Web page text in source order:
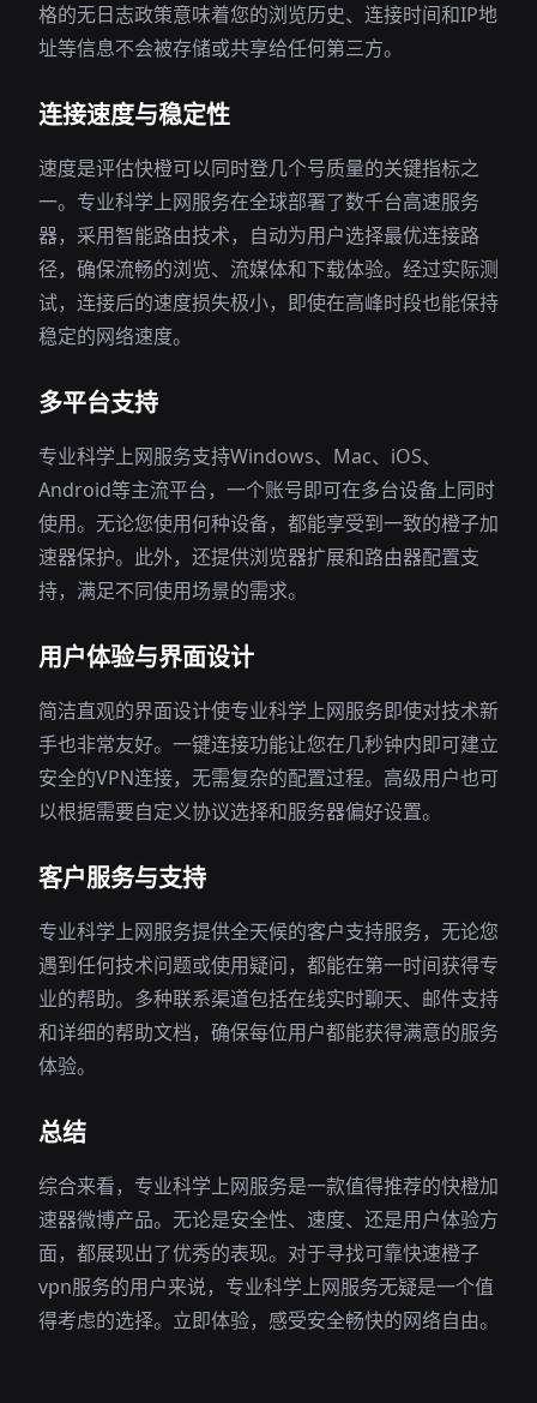
格的无日志政策意味着您的浏览历史、连接时间和IP地
址等信息不会被存储或共享给任何第三方。
连接速度与稳定性
速度是评估快橙可以同时登几个号质量的关键指标之
一。专业科学上网服务在全球部署了数千台高速服务
器，采用智能路由技术，自动为用户选择最优连接路
径，确保流畅的浏览、流媒体和下载体验。经过实际测
试，连接后的速度损失极小，即使在高峰时段也能保持
稳定的网络速度。
多平台支持
专业科学上网服务支持Windows、Mac、iOS、
Android等主流平台，一个账号即可在多台设备上同时
使用。无论您使用何种设备，都能享受到一致的橙子加
速器保护。此外，还提供浏览器扩展和路由器配置支
持，满足不同使用场景的需求。
用户体验与界面设计
简洁直观的界面设计使专业科学上网服务即使对技术新
手也非常友好。一键连接功能让您在几秒钟内即可建立
安全的VPN连接，无需复杂的配置过程。高级用户也可
以根据需要自定义协议选择和服务器偏好设置。
客户服务与支持
专业科学上网服务提供全天候的客户支持服务，无论您
遇到任何技术问题或使用疑问，都能在第一时间获得专
业的帮助。多种联系渠道包括在线实时聊天、邮件支持
和详细的帮助文档，确保每位用户都能获得满意的服务
体验。
总结
综合来看，专业科学上网服务是一款值得推荐的快橙加
速器微博产品。无论是安全性、速度、还是用户体验方
面，都展现出了优秀的表现。对于寻找可靠快速橙子
vpn服务的用户来说，专业科学上网服务无疑是一个值
得考虑的选择。立即体验，感受安全畅快的网络自由。